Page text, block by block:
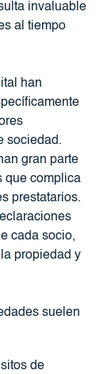
invaluable
al tiempo
han
sociedad.
gran parte
que complica
prestatarios.
cada socio,
propiedad y
suelen
de